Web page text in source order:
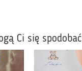
Ci się spodobać